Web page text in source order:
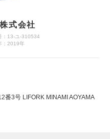
式会社
：13-ユ-310534
：2019年
3号 LIFORK MINAMI AOYAMA